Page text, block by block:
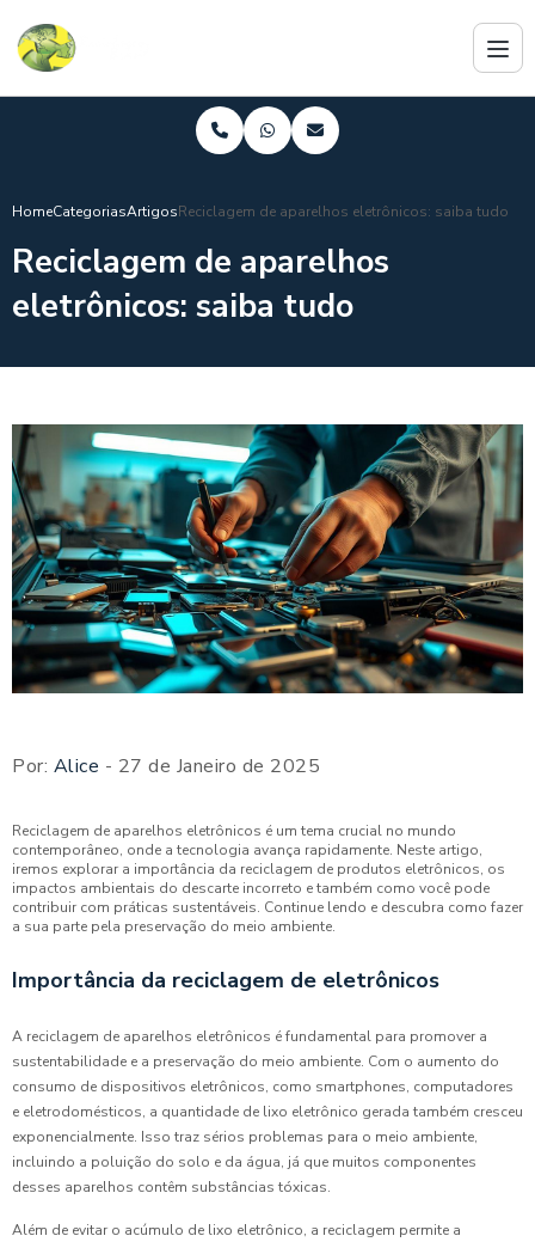
HomeCategoriasArtigosReciclagem de aparelhos eletrônicos: saiba tudo
Reciclagem de aparelhos
eletrônicos: saiba tudo
Por: Alice - 27 de Janeiro de 2025
Reciclagem de aparelhos eletrônicos é um tema crucial no mundo
contemporâneo, onde a tecnologia avança rapidamente. Neste artigo,
iremos explorar a importância da reciclagem de produtos eletrônicos, os
impactos ambientais do descarte incorreto e também como você pode
contribuir com práticas sustentáveis. Continue lendo e descubra como fazer
a sua parte pela preservação do meio ambiente.
Importância da reciclagem de eletrônicos
A reciclagem de aparelhos eletrônicos é fundamental para promover a
sustentabilidade e a preservação do meio ambiente. Com o aumento do
consumo de dispositivos eletrônicos, como smartphones, computadores
e eletrodomésticos, a quantidade de lixo eletrônico gerada também cresceu
exponencialmente. Isso traz sérios problemas para o meio ambiente,
incluindo a poluição do solo e da água, já que muitos componentes
desses aparelhos contêm substâncias tóxicas.
Além de evitar o acúmulo de lixo eletrônico, a reciclagem permite a